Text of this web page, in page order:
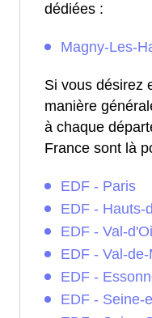
dédiées :
Magny-Les-
Si vous désirez
manière
à chaque
France sont là
EDF - Paris
EDF - Hauts-
EDF - Val-
EDF - Val-
EDF -
EDF - Seine-